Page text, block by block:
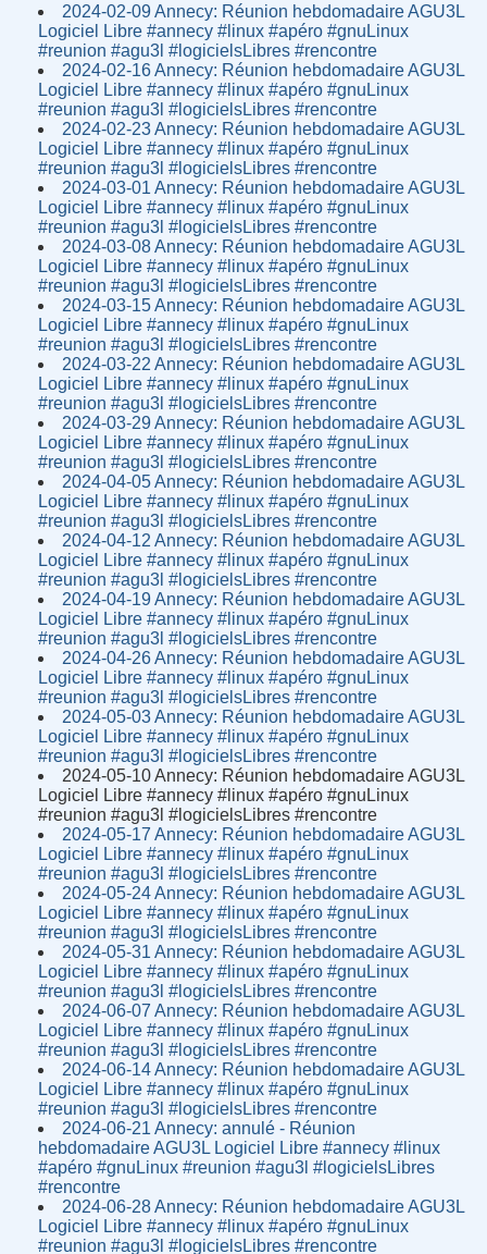
2024-02-09 Annecy: Réunion hebdomadaire AGU3L
Logiciel Libre #annecy #linux #apéro #gnuLinux
#reunion #agu3l #logicielsLibres #rencontre
2024-02-16 Annecy: Réunion hebdomadaire AGU3L
Logiciel Libre #annecy #linux #apéro #gnuLinux
#reunion #agu3l #logicielsLibres #rencontre
2024-02-23 Annecy: Réunion hebdomadaire AGU3L
Logiciel Libre #annecy #linux #apéro #gnuLinux
#reunion #agu3l #logicielsLibres #rencontre
2024-03-01 Annecy: Réunion hebdomadaire AGU3L
Logiciel Libre #annecy #linux #apéro #gnuLinux
#reunion #agu3l #logicielsLibres #rencontre
2024-03-08 Annecy: Réunion hebdomadaire AGU3L
Logiciel Libre #annecy #linux #apéro #gnuLinux
#reunion #agu3l #logicielsLibres #rencontre
2024-03-15 Annecy: Réunion hebdomadaire AGU3L
Logiciel Libre #annecy #linux #apéro #gnuLinux
#reunion #agu3l #logicielsLibres #rencontre
2024-03-22 Annecy: Réunion hebdomadaire AGU3L
Logiciel Libre #annecy #linux #apéro #gnuLinux
#reunion #agu3l #logicielsLibres #rencontre
2024-03-29 Annecy: Réunion hebdomadaire AGU3L
Logiciel Libre #annecy #linux #apéro #gnuLinux
#reunion #agu3l #logicielsLibres #rencontre
2024-04-05 Annecy: Réunion hebdomadaire AGU3L
Logiciel Libre #annecy #linux #apéro #gnuLinux
#reunion #agu3l #logicielsLibres #rencontre
2024-04-12 Annecy: Réunion hebdomadaire AGU3L
Logiciel Libre #annecy #linux #apéro #gnuLinux
#reunion #agu3l #logicielsLibres #rencontre
2024-04-19 Annecy: Réunion hebdomadaire AGU3L
Logiciel Libre #annecy #linux #apéro #gnuLinux
#reunion #agu3l #logicielsLibres #rencontre
2024-04-26 Annecy: Réunion hebdomadaire AGU3L
Logiciel Libre #annecy #linux #apéro #gnuLinux
#reunion #agu3l #logicielsLibres #rencontre
2024-05-03 Annecy: Réunion hebdomadaire AGU3L
Logiciel Libre #annecy #linux #apéro #gnuLinux
#reunion #agu3l #logicielsLibres #rencontre
2024-05-10 Annecy: Réunion hebdomadaire AGU3L
Logiciel Libre #annecy #linux #apéro #gnuLinux
#reunion #agu3l #logicielsLibres #rencontre
2024-05-17 Annecy: Réunion hebdomadaire AGU3L
Logiciel Libre #annecy #linux #apéro #gnuLinux
#reunion #agu3l #logicielsLibres #rencontre
2024-05-24 Annecy: Réunion hebdomadaire AGU3L
Logiciel Libre #annecy #linux #apéro #gnuLinux
#reunion #agu3l #logicielsLibres #rencontre
2024-05-31 Annecy: Réunion hebdomadaire AGU3L
Logiciel Libre #annecy #linux #apéro #gnuLinux
#reunion #agu3l #logicielsLibres #rencontre
2024-06-07 Annecy: Réunion hebdomadaire AGU3L
Logiciel Libre #annecy #linux #apéro #gnuLinux
#reunion #agu3l #logicielsLibres #rencontre
2024-06-14 Annecy: Réunion hebdomadaire AGU3L
Logiciel Libre #annecy #linux #apéro #gnuLinux
#reunion #agu3l #logicielsLibres #rencontre
2024-06-21 Annecy: annulé - Réunion
hebdomadaire AGU3L Logiciel Libre #annecy #linux
#apéro #gnuLinux #reunion #agu3l #logicielsLibres
#rencontre
2024-06-28 Annecy: Réunion hebdomadaire AGU3L
Logiciel Libre #annecy #linux #apéro #gnuLinux
#reunion #agu3l #logicielsLibres #rencontre